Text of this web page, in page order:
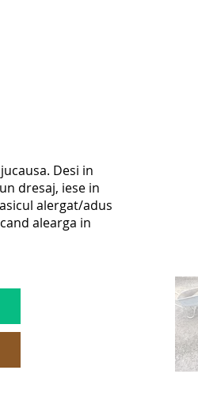
Desi in
dresaj, iese in
alergat/adus
alearga in